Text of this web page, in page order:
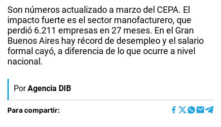
Son números actualizado a marzo del CEPA. El
impacto fuerte es el sector manofacturero, que
perdió 6.211 empresas en 27 meses. En el Gran
Buenos Aires hay récord de desempleo y el salario
formal cayó, a diferencia de lo que ocurre a nivel
nacional.
Por Agencia DIB
Para compartir: